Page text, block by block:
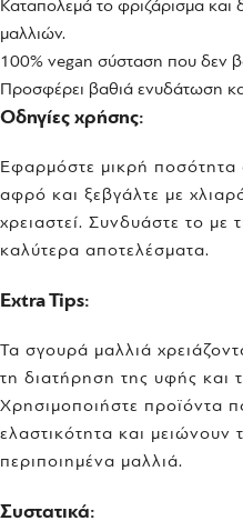
Καταπολεμά το φριζάρισμα και
μαλλιών.
100% vegan σύσταση που δεν
Προσφέρει βαθιά ενυδάτωση
Οδηγίες χρήσης:
Εφαρμόστε μικρή ποσότητα
αφρό και ξεβγάλτε με
χρειαστεί. Συνδυάστε το
καλύτερα αποτελέσματα.
Extra Tips:
Τα σγουρά μαλλιά
τη διατήρηση της υφής και
Χρησιμοποιήστε προϊόντα
ελαστικότητα και μειώνουν
περιποιημένα μαλλιά.
Συστατικά: